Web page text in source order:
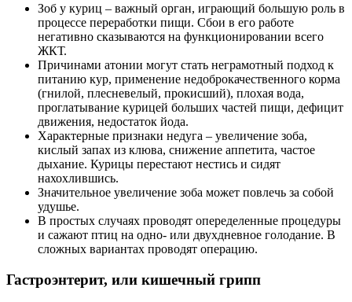
Зоб у куриц – важный орган, играющий большую роль в
процессе переработки пищи. Сбои в его работе
негативно сказываются на функционировании всего
ЖКТ.
Причинами атонии могут стать неграмотный подход к
питанию кур, применение недоброкачественного корма
(гнилой, плесневелый, прокисший), плохая вода,
проглатывание курицей больших частей пищи, дефицит
движения, недостаток йода.
Характерные признаки недуга – увеличение зоба,
кислый запах из клюва, снижение аппетита, частое
дыхание. Курицы перестают нестись и сидят
нахохлившись.
Значительное увеличение зоба может повлечь за собой
удушье.
В простых случаях проводят опеределенные процедуры
и сажают птиц на одно- или двухдневное голодание. В
сложных вариантах проводят операцию.
Гастроэнтерит, или кишечный грипп